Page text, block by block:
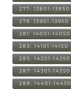
277: 13801-13850
279: 13901-13950
281: 14001-14050
283: 14101-14150
285: 14201-14250
287: 14301-14350
289: 14401-14450